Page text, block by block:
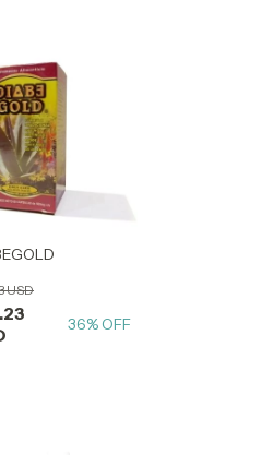
USD
36% OFF